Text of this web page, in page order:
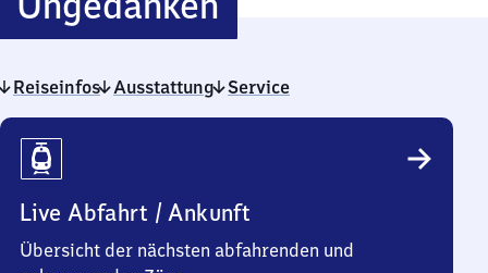
Reiseinfos Ausstattung Service
Reiseinfos
Live Abfahrt / Ankunft
Übersicht der nächsten abfahrenden und